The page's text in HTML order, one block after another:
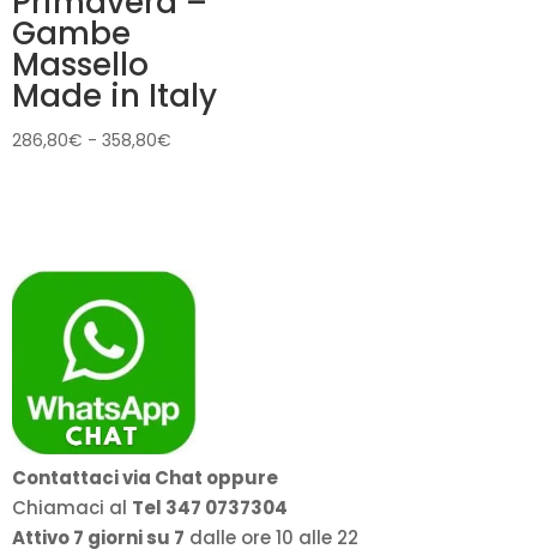
Gambe
Massello
Made in Italy
286,80€ - 358,80€
a
358,80€
Contattaci via Chat oppure
Chiamaci al Tel 347 0737304
Attivo 7 giorni su 7 dalle ore 10 alle 22